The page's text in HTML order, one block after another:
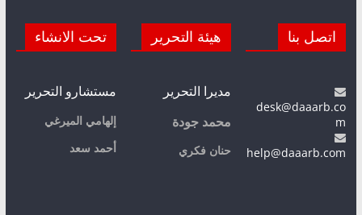
اتصل بنا
desk@daaarb.co
m
help@daaarb.com
هيئة التحرير
مديرا التحرير
محمد جودة
حنان فكري
تحت الانشاء
مستشارو التحرير
إلهامي الميرغي
أحمد سعد